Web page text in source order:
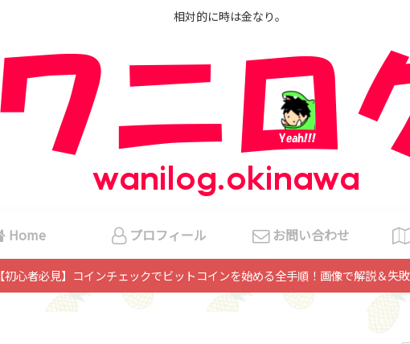
相対的に時は金なり。
Home プロフィール お問い合わせ
【初心者必見】コインチェックでビットコインを始める全手順！画像で解説＆失